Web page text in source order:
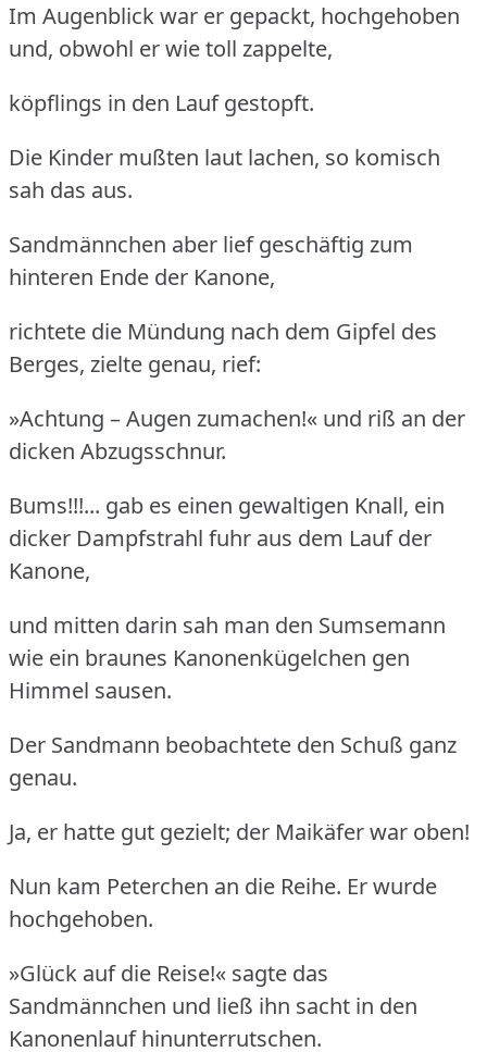
Im Augenblick war er gepackt, hochgehoben
und, obwohl er wie toll zappelte,
köpflings in den Lauf gestopft.
Die Kinder mußten laut lachen, so komisch
sah das aus.
Sandmännchen aber lief geschäftig zum
hinteren Ende der Kanone,
richtete die Mündung nach dem Gipfel des
Berges, zielte genau, rief:
»Achtung – Augen zumachen!« und riß an der
dicken Abzugsschnur.
Bums!!!... gab es einen gewaltigen Knall, ein
dicker Dampfstrahl fuhr aus dem Lauf der
Kanone,
und mitten darin sah man den Sumsemann
wie ein braunes Kanonenkügelchen gen
Himmel sausen.
Der Sandmann beobachtete den Schuß ganz
genau.
Ja, er hatte gut gezielt; der Maikäfer war oben!
Nun kam Peterchen an die Reihe. Er wurde
hochgehoben.
»Glück auf die Reise!« sagte das
Sandmännchen und ließ ihn sacht in den
Kanonenlauf hinunterrutschen.